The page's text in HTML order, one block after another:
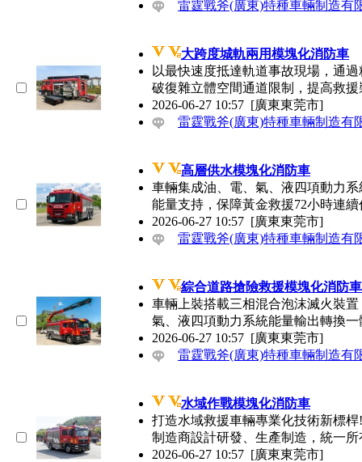
雷霆戰斧(廣東)特種車輛制造有
大跨度城軌兩用模塊化消防車
以最快速度抵達軌道事故現場，通過
破復雜立體空間通道限制，提高救
2026-06-27 10:57 [廣東東莞市]
雷霆戰斧(廣東)特種車輛制造有
高層供水模塊化消防車
車輛集成油、電、氣、液四
能量支持，保障黃金救援72小時連
2026-06-27 10:57 [廣東東莞市]
雷霆戰斧(廣東)特種車輛制造有
綜合道路搶險救援模塊化消防車
車輛上裝搭載三相混合泡沫滅火裝置
氣、液四項動力系統能量輸出轉換
2026-06-27 10:57 [廣東東莞市]
雷霆戰斧(廣東)特種車輛制造有
水域作戰模塊化消防車
打造水域救援車輛專業化技術新標
制造商設計研發、生產制造，統一
2026-06-27 10:57 [廣東東莞市]